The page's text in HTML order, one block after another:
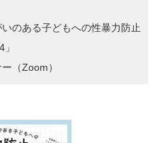
いのある子どもへの性暴力防止
（Zoom）